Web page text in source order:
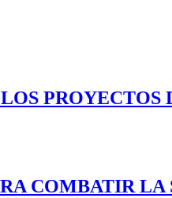
COMBATIR LA